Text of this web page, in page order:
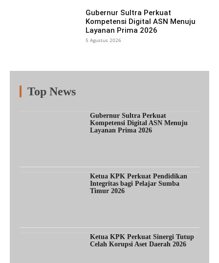
Gubernur Sultra Perkuat
Kompetensi Digital ASN Menuju
Layanan Prima 2026
5 Agustus 2026
Top News
Gubernur Sultra Perkuat
Kompetensi Digital ASN Menuju
Layanan Prima 2026
Ketua KPK Perkuat Pendidikan
Integritas bagi Pelajar Sumba
Timur 2026
Ketua KPK Perkuat Sinergi Tutup
Celah Korupsi Aset Daerah 2026